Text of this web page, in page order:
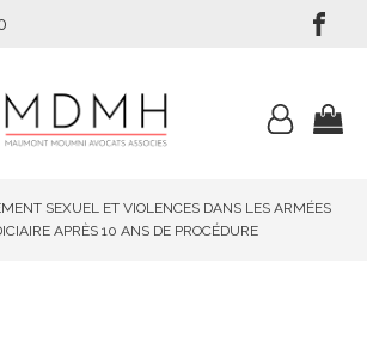
SEXUEL ET VIOLENCES DANS LES ARMÉES
APRÈS 10 ANS DE PROCÉDURE